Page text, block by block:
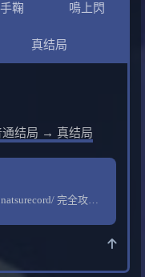
手鞠 鳴上閃
真结局
结局 → 真结局
完全攻略